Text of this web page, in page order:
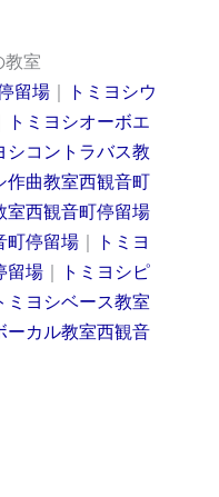
教室
留場 ｜ トミヨシウ
トミヨシオーボエ
シコントラバス教
作曲教室西観音町
室西観音町停留場
町停留場 ｜ トミヨ
留場 ｜ トミヨシピ
ミヨシベース教室
ーカル教室西観音